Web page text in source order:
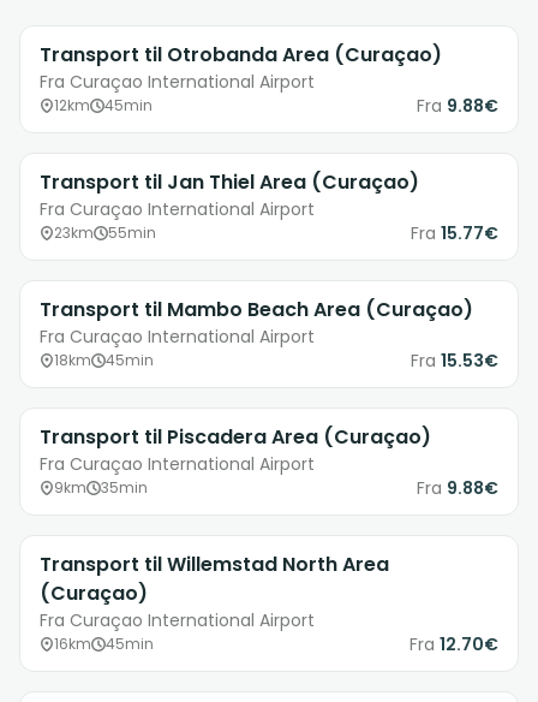
Transport til Otrobanda Area (Curaçao)
Fra Curaçao International Airport
12km 45min Fra 9.88€
Transport til Jan Thiel Area (Curaçao)
Fra Curaçao International Airport
23km 55min Fra 15.77€
Transport til Mambo Beach Area (Curaçao)
Fra Curaçao International Airport
18km 45min Fra 15.53€
Transport til Piscadera Area (Curaçao)
Fra Curaçao International Airport
9km 35min Fra 9.88€
Transport til Willemstad North Area
(Curaçao)
Fra Curaçao International Airport
16km 45min Fra 12.70€